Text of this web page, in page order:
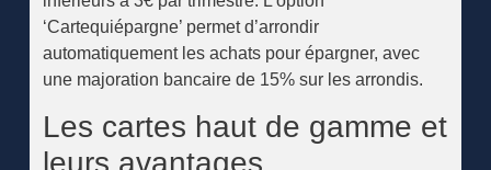
‘Cartequiépargne’ permet d’arrondir
automatiquement les achats pour épargner, avec
une majoration bancaire de 15% sur les arrondis.
Les cartes haut de gamme et